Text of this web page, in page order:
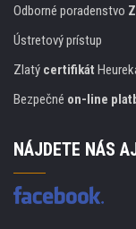
Odborné poradenstvo
Ústretový prístup
Zlatý certifikát
Bezpečné on-line
NÁJDETE NÁS